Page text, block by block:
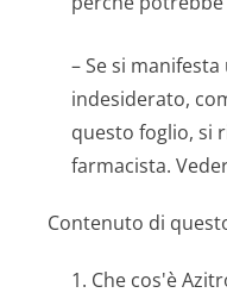
– Se si
indesiderato,
questo foglio, si
farmacista.
Contenuto di
1. Che cos'è